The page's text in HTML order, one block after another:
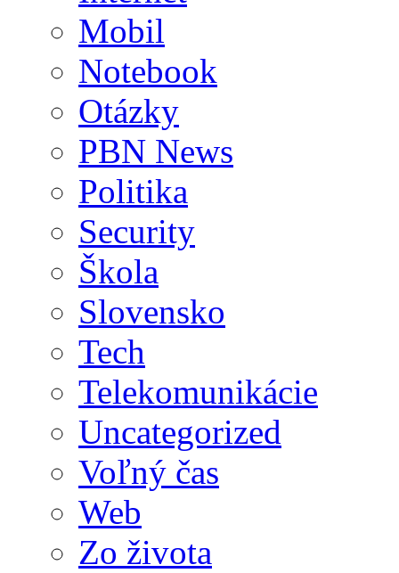
Mobil
Notebook
Otázky
PBN News
Politika
Security
Škola
Slovensko
Tech
Telekomunikácie
Uncategorized
Voľný čas
Web
Zo života